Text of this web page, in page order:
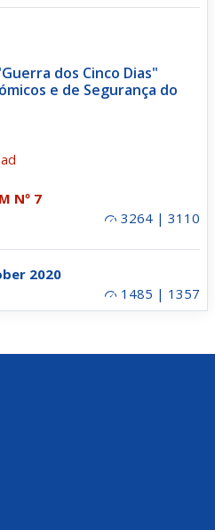
dos Cinco Dias"
e de Segurança do
Nº 7
3264 | 3110
2020
1485 | 1357